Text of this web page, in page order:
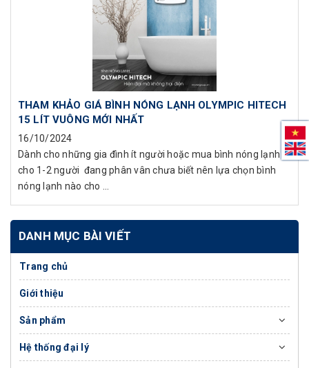
THAM KHẢO GIÁ BÌNH NÓNG LẠNH OLYMPIC HITECH
15 LÍT VUÔNG MỚI NHẤT
16/10/2024
Dành cho những gia đình ít người hoặc mua bình nóng lạnh
cho 1-2 người đang phân vân chưa biết nên lựa chọn bình
nóng lạnh nào cho ...
DANH MỤC BÀI VIẾT
Trang chủ
Giới thiệu
Sản phẩm
Hệ thống đại lý